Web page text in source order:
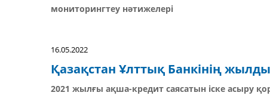
мониторингтеу нәтижелері
16.05.2022
Қазақстан Ұлттық Банкінің
2021 жылғы ақша-кредит саясатын іске асыру